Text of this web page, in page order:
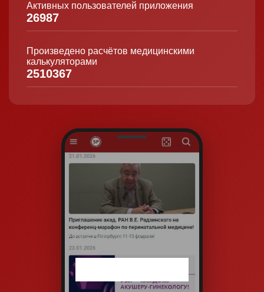
Активных пользователей приложения
26987
Произведено расчётов медицинскими
калькуляторами
2510367